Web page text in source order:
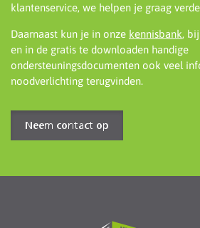
klantenservice, we helpen je graag
Daarnaast kun je in onze kennisbank,
en in de gratis te downloaden handige
ondersteuningsdocumenten ook veel
noodverlichting terugvinden.
Neem contact op